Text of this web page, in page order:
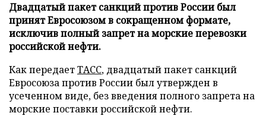
Двадцатый пакет санкций против России был
принят Евросоюзом в сокращенном формате,
исключив полный запрет на морские перевозки
российской нефти.
Как передаетТАСС, двадцатый пакет санкций
Евросоюза против России был утвержден в
усеченном виде, без введения полного запрета на
морские поставки российской нефти.